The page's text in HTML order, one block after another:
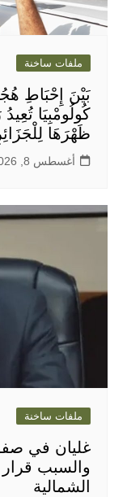
ملفات ساخنة
بَيْنَ إِحْبَاطِ
كُولُومْبِيَا
ظَهْرَهَا لِلْجَزَائِرِ
أغسطس 8, 2026
ملفات ساخنة
غليان في
والسبب
الشمالية